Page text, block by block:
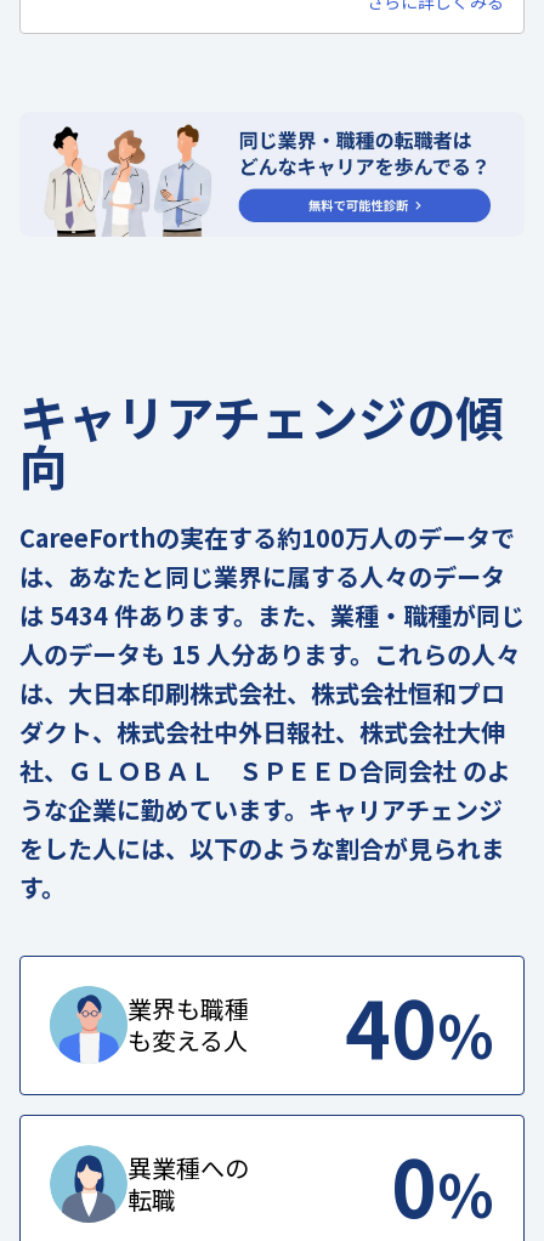
キャリアチェンジの傾
向
CareeForthの実在する約100万人のデータで
は、あなたと同じ業界に属する人々のデータ
は 5434 件あります。また、業種・職種が同じ
人のデータも 15 人分あります。これらの人々
は、大日本印刷株式会社、株式会社恒和プロ
ダクト、株式会社中外日報社、株式会社大伸
社、ＧＬＯＢＡＬ ＳＰＥＥＤ合同会社 のよ
うな企業に勤めています。キャリアチェンジ
をした人には、以下のような割合が見られま
す。
業界も職種
も変える人
40%
異業種への
転職
0%